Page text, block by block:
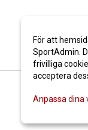
För att
SportAdmin.
frivilliga
acceptera
Anpassa dina